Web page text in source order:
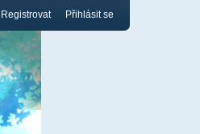
Registrovat Přihlásit se